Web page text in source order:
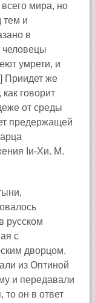
мира, но
тем и
в
человецы
умрети, и
Приидет же
говорит
от среды
предержащей
Іи-Хи. М.
русском
с
дворцом.
из Оптиной
и передавали
то он в ответ